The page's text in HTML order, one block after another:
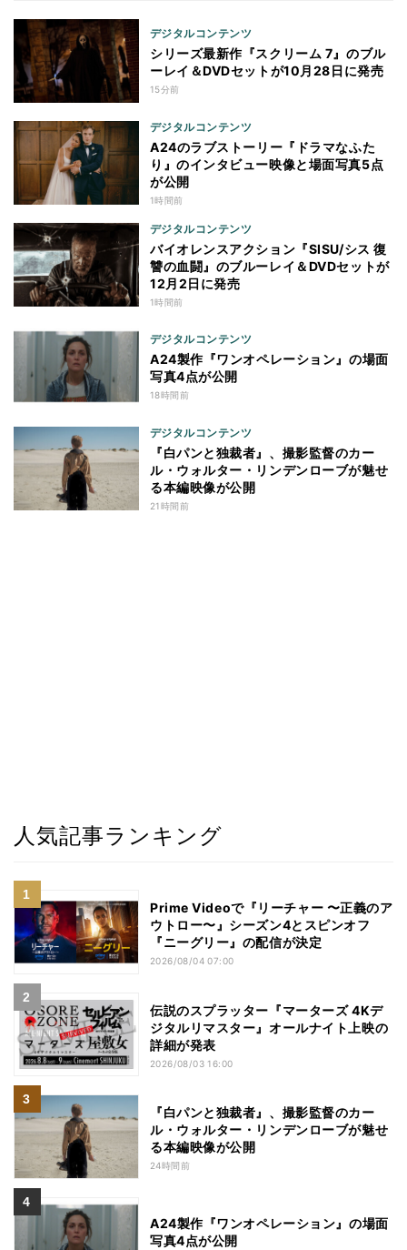
デジタルコンテンツ
シリーズ最新作『スクリーム 7』のブル
ーレイ＆DVDセットが10月28日に発売
15分前
デジタルコンテンツ
A24のラブストーリー『ドラマなふた
り』のインタビュー映像と場面写真5点
が公開
1時間前
デジタルコンテンツ
バイオレンスアクション『SISU/シス 復
讐の血闘』のブルーレイ＆DVDセットが
12月2日に発売
1時間前
デジタルコンテンツ
A24製作『ワンオペレーション』の場面
写真4点が公開
18時間前
デジタルコンテンツ
『白パンと独裁者』、撮影監督のカー
ル・ウォルター・リンデンローブが魅せ
る本編映像が公開
21時間前
人気記事ランキング
Prime Videoで『リーチャー 〜正義のア
ウトロー〜』シーズン4とスピンオフ
『ニーグリー』の配信が決定
2026/08/04 07:00
伝説のスプラッター『マーターズ 4Kデ
ジタルリマスター』オールナイト上映の
詳細が発表
2026/08/03 16:00
『白パンと独裁者』、撮影監督のカー
ル・ウォルター・リンデンローブが魅せ
る本編映像が公開
24時間前
A24製作『ワンオペレーション』の場面
写真4点が公開